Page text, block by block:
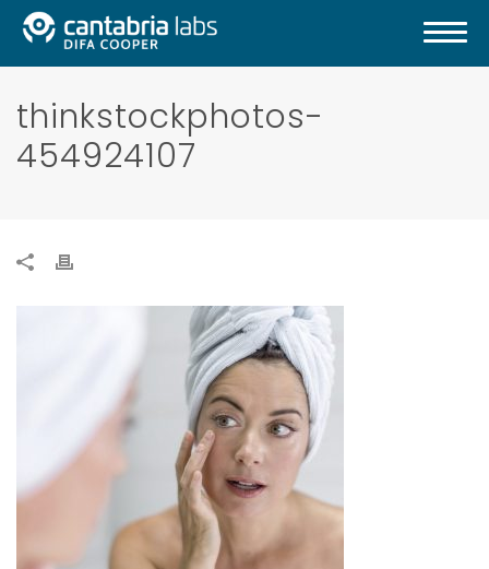
thinkstockphotos-
454924107